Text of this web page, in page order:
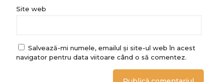
Site web
Salvează-mi numele, emailul și site-ul web în acest
navigator pentru data viitoare când o să comentez.